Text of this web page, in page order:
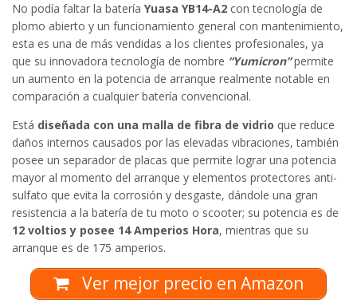
No podía faltar la batería Yuasa YB14-A2 con tecnología de
plomo abierto y un funcionamiento general con mantenimiento,
esta es una de más vendidas a los clientes profesionales, ya
que su innovadora tecnología de nombre “Yumicron”permite
un aumento en la potencia de arranque realmente notable en
comparación a cualquier batería convencional.
Está diseñada con una malla de fibra de vidrio que reduce
daños internos causados por las elevadas vibraciones, también
posee un separador de placas que permite lograr una potencia
mayor al momento del arranque y elementos protectores anti-
sulfato que evita la corrosión y desgaste, dándole una gran
resistencia a la batería de tu moto o scooter; su potencia es de
12 voltios y posee 14 Amperios Hora, mientras que su
arranque es de 175 amperios.
Ver mejor precio en Amazon